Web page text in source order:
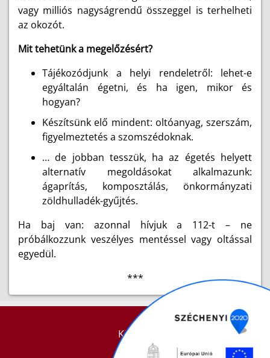
vagy milliós nagyságrendű összeggel is terhelheti
az okozót.
Mit tehetünk a megelőzésért?
Tájékozódjunk a helyi rendeletről: lehet-e
egyáltalán égetni, és ha igen, mikor és
hogyan?
Készítsünk elő mindent: oltóanyag, szerszám,
figyelmeztetés a szomszédoknak.
… de jobban tesszük, ha az égetés helyett
alternatív megoldásokat alkalmazunk:
ágaprítás, komposztálás, önkormányzati
zöldhulladék-gyűjtés.
Ha baj van: azonnal hívjuk a 112-t – ne
próbálkozzunk veszélyes mentéssel vagy oltással
egyedül.
***
KAPCSOLAT